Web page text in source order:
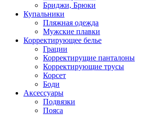
Бриджи, Брюки
Купальники
Пляжная одежда
Мужские плавки
Корректирующее белье
Грации
Корректирущие панталоны
Корректирующие трусы
Корсет
Боди
Аксессуары
Подвязки
Пояса